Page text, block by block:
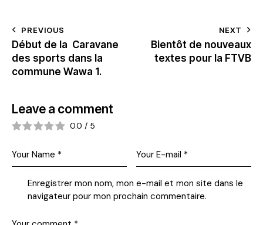
PREVIOUS
Début de la Caravane
des sports dans la
commune Wawa 1.
NEXT
Bientôt de nouveaux
textes pour la FTVB
Leave a comment
0.0 / 5
Enregistrer mon nom, mon e-mail et mon site dans le
navigateur pour mon prochain commentaire.